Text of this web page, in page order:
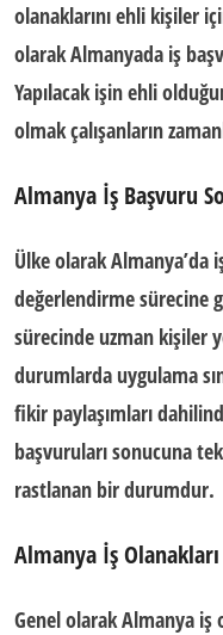
olanaklarını ehli kişiler
olarakAlmanyada iş
Yapılacak işin ehli
olmak çalışanların
Almanya İş Başvuru
Ülke olarak Almanya’da
değerlendirme sürecine
sürecinde uzman kişiler
durumlarda uygulama
fikir paylaşımları
başvuruları sonucuna
rastlanan bir durumdur.
Almanya İş
Genel olarakAlmanya iş